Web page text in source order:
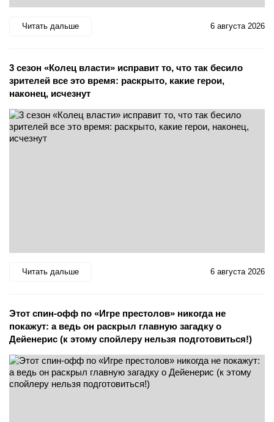
Читать дальше 6 августа 2026
3 сезон «Колец власти» исправит то, что так бесило
зрителей все это время: раскрыто, какие герои,
наконец, исчезнут
Читать дальше 6 августа 2026
Этот спин-офф по «Игре престолов» никогда не
покажут: а ведь он раскрыл главную загадку о
Дейенерис (к этому спойлеру нельзя подготовиться!)